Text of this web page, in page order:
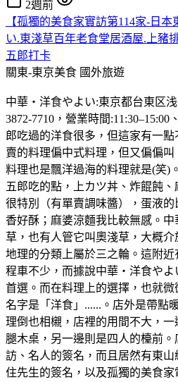
2週前
【孤獨的美食家實訪第114家-日
い.東淺草百年老食堂居酒屋.上豬
五郎打卡
關東-東京美食 國外旅遊
中華・洋食やよい:東京都台東区
3872-7710，營業時間:11:30–15:00
郎吃過的洋食很多，但這家有一點
賣的料理偏中式料理，但又偏偏
料理也是飄洋過海的料理就是(笑)
五郎吃的點，上カツ丼、炸餛飩
很特別（有單賣調味醬），蛋液
香好酥；麻婆涼麵我比較無感。
草，也有人管它叫奧淺草，大概
地理的分類上屬於三之輪。這附
程車不少，而據說中華・洋食や
首選。而在料理上的選擇，也就
名字是「洋食」......。店外是帶點
理倒也相櫬，店裡的用間不大，
腿木桌，另一邊則是四人的檯前
訪、名人的簽名，而且居然有東
住先生的簽名，以及孤獨的美食家